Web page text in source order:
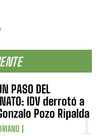
PASO DEL
IDV derrotó a
Pozo Ripalda